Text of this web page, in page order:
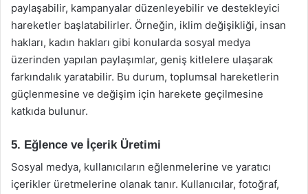
paylaşabilir, kampanyalar düzenleyebilir ve destekleyici
hareketler başlatabilirler. Örneğin, iklim değişikliği, insan
hakları, kadın hakları gibi konularda sosyal medya
üzerinden yapılan paylaşımlar, geniş kitlelere ulaşarak
farkındalık yaratabilir. Bu durum, toplumsal hareketlerin
güçlenmesine ve değişim için harekete geçilmesine
katkıda bulunur.
5. Eğlence ve İçerik Üretimi
Sosyal medya, kullanıcıların eğlenmelerine ve yaratıcı
içerikler üretmelerine olanak tanır. Kullanıcılar, fotoğraf,